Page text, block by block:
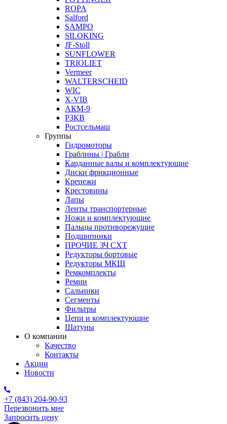
ROPA
Salford
SAMPO
SILOKING
JF-Stoll
SUNFLOWER
TRIOLIET
Vermeer
WALTERSCHEID
WIC
X-VIB
АКМ-9
РЗКВ
Ростсельмаш
Группы
Гидромоторы
Граблины | Грабли
Карданные валы и комплектующие
Диски фрикционные
Крепежи
Крестовины
Лапы
Ленты транспортерные
Ножи и комплектующие
Пальцы противорежущие
Подшипники
ПРОЧИЕ ЗЧ СХТ
Редукторы бортовые
Редукторы МКШ
Ремкомплекты
Ремни
Сальники
Сегменты
Фильтры
Цепи и комплектующие
Шатуны
О компании
Качество
Контакты
Акции
Новости
+7 (843) 204-90-93
Перезвонить мне
Запросить цену